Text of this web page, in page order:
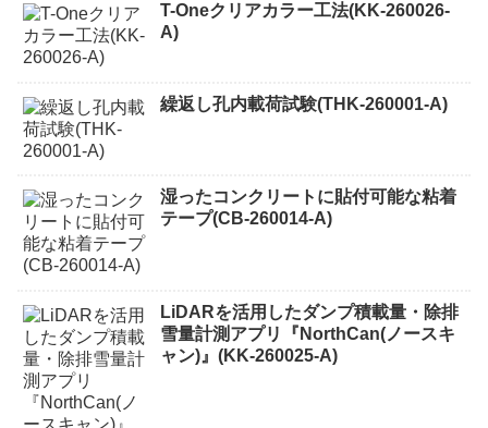
T-Oneクリアカラー工法(KK-260026-
A)
繰返し孔内載荷試験(THK-260001-A)
湿ったコンクリートに貼付可能な粘着
テープ(CB-260014-A)
LiDARを活用したダンプ積載量・除排
雪量計測アプリ『NorthCan(ノースキ
ャン)』(KK-260025-A)